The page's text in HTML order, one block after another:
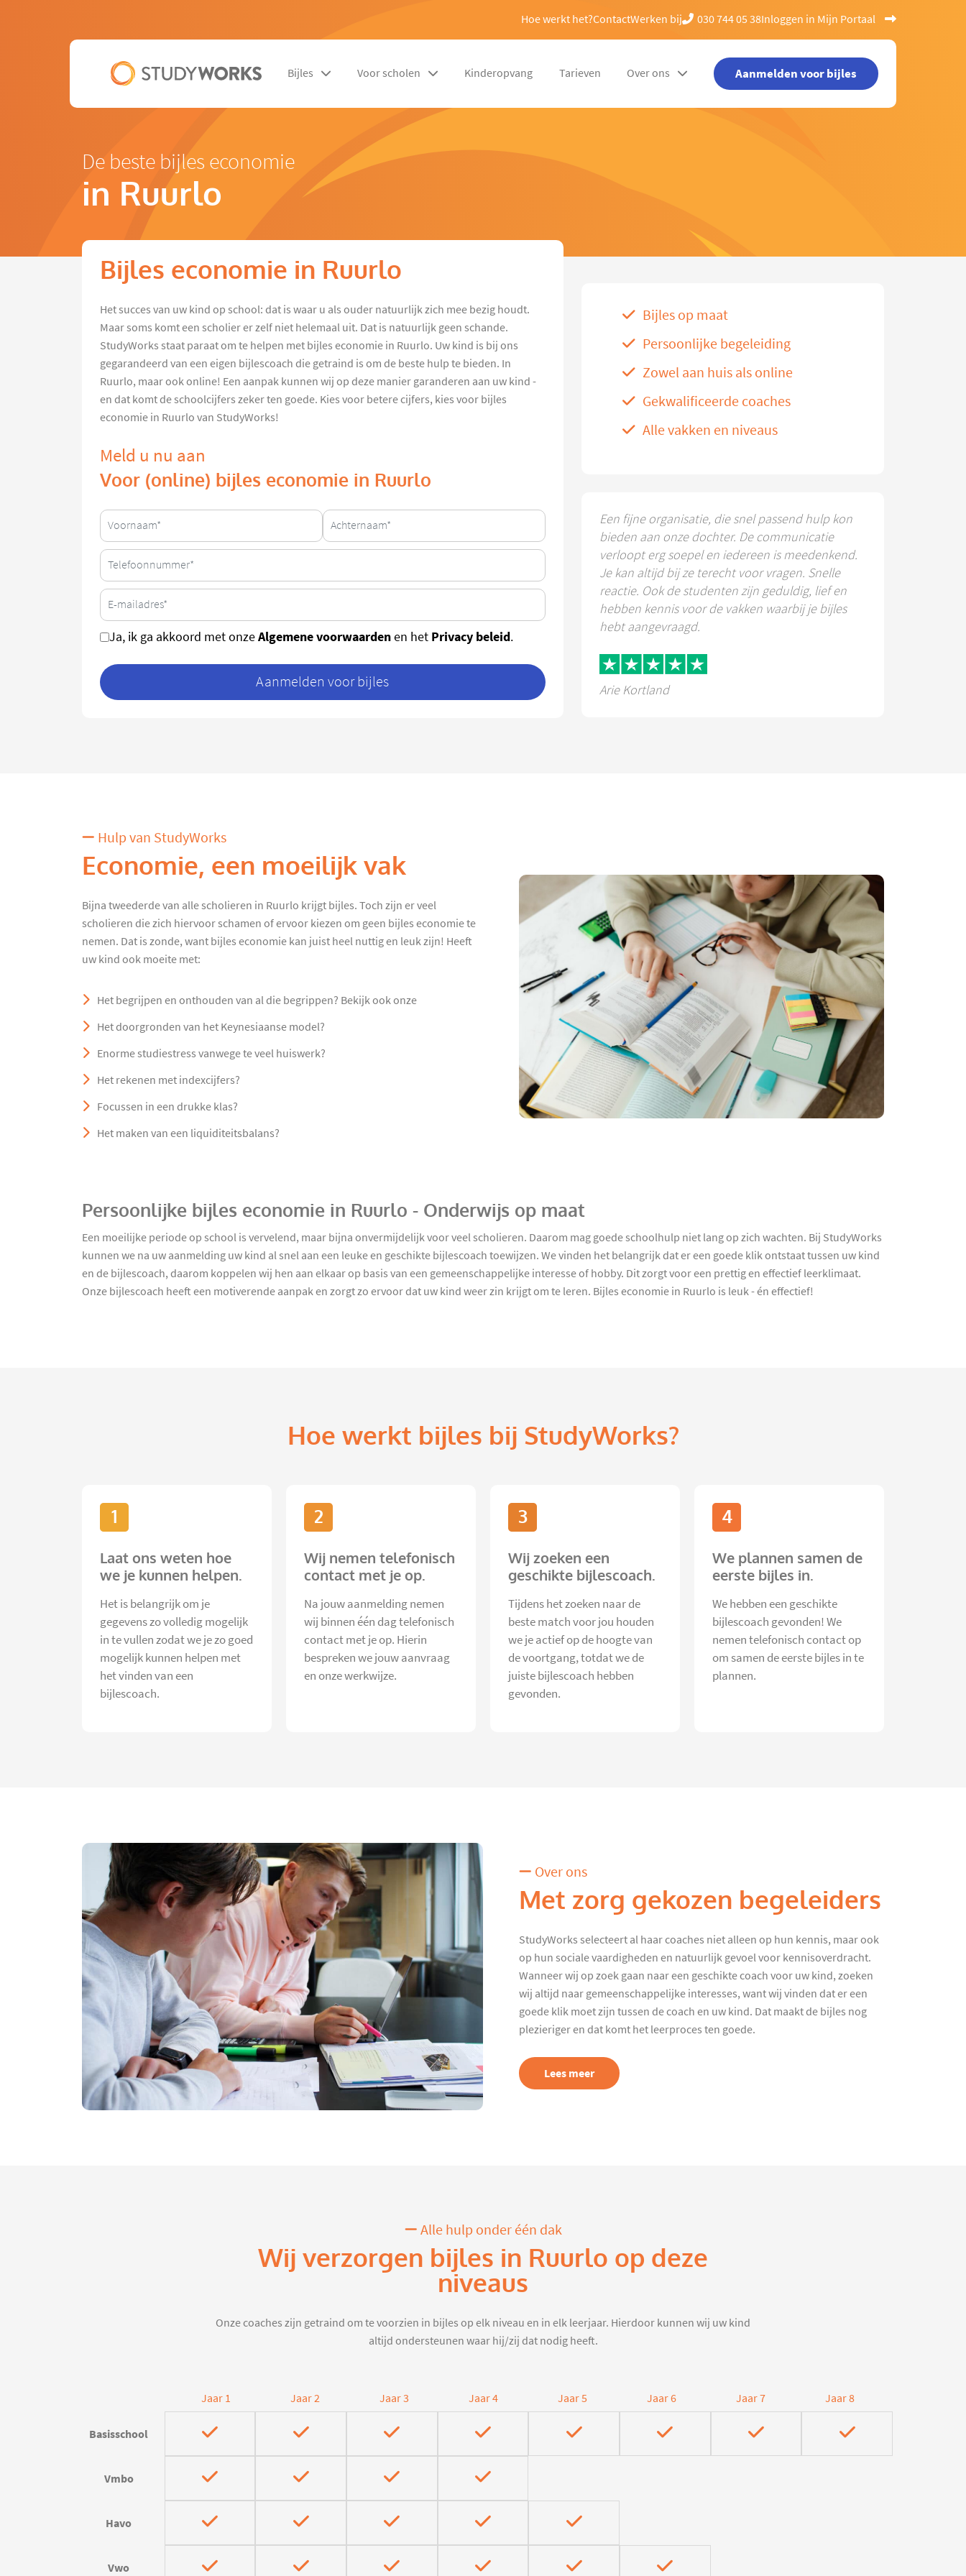
Hoe werkt het?ContactWerken bij 030 744 05 38Inloggen in Mijn Portaal
Bijles Voor scholen Kinderopvang Tarieven Over ons Aanmelden voor bijles
De beste bijles economie
in Ruurlo
Bijles economie in Ruurlo
Het succes van uw kind op school: dat is waar u als ouder natuurlijk zich mee bezig houdt.
Maar soms komt een scholier er zelf niet helemaal uit. Dat is natuurlijk geen schande.
StudyWorks staat paraat om te helpen met bijles economie in Ruurlo. Uw kind is bij ons
gegarandeerd van een eigen bijlescoach die getraind is om de beste hulp te bieden. In
Ruurlo, maar ook online! Een aanpak kunnen wij op deze manier garanderen aan uw kind -
en dat komt de schoolcijfers zeker ten goede. Kies voor betere cijfers, kies voor bijles
economie in Ruurlo van StudyWorks!
Meld u nu aan
Voor (online) bijles economie in Ruurlo
Ja, ik ga akkoord met onzeAlgemene voorwaardenen het Privacy beleid.
Aanmelden voor bijles
Bijles op maat
Persoonlijke begeleiding
Zowel aan huis als online
Gekwalificeerde coaches
Alle vakken en niveaus
Een fijne organisatie, die snel passend hulp kon
bieden aan onze dochter. De communicatie
verloopt erg soepel en iedereen is meedenkend.
Je kan altijd bij ze terecht voor vragen. Snelle
reactie. Ook de studenten zijn geduldig, lief en
hebben kennis voor de vakken waarbij je bijles
hebt aangevraagd.
Arie Kortland
Hulp van StudyWorks
Economie, een moeilijk vak
Bijna tweederde van alle scholieren in Ruurlo krijgt bijles. Toch zijn er veel
scholieren die zich hiervoor schamen of ervoor kiezen om geen bijles economie te
nemen. Dat is zonde, want bijles economie kan juist heel nuttig en leuk zijn! Heeft
uw kind ook moeite met:
Het begrijpen en onthouden van al die begrippen? Bekijk ook onze
Het doorgronden van het Keynesiaanse model?
Enorme studiestress vanwege te veel huiswerk?
Het rekenen met indexcijfers?
Focussen in een drukke klas?
Het maken van een liquiditeitsbalans?
Persoonlijke bijles economie in Ruurlo - Onderwijs op maat
Een moeilijke periode op school is vervelend, maar bijna onvermijdelijk voor veel scholieren. Daarom mag goede schoolhulp niet lang op zich wachten. Bij StudyWorks
kunnen we na uw aanmelding uw kind al snel aan een leuke en geschikte bijlescoach toewijzen. We vinden het belangrijk dat er een goede klik ontstaat tussen uw kind
en de bijlescoach, daarom koppelen wij hen aan elkaar op basis van een gemeenschappelijke interesse of hobby. Dit zorgt voor een prettig en effectief leerklimaat.
Onze bijlescoach heeft een motiverende aanpak en zorgt zo ervoor dat uw kind weer zin krijgt om te leren. Bijles economie in Ruurlo is leuk - én effectief!
Hoe werkt bijles bij StudyWorks?
1
Laat ons weten hoe
we je kunnen helpen.
Het is belangrijk om je
gegevens zo volledig mogelijk
in te vullen zodat we je zo goed
mogelijk kunnen helpen met
het vinden van een
bijlescoach.
2
Wij nemen telefonisch
contact met je op.
Na jouw aanmelding nemen
wij binnen één dag telefonisch
contact met je op. Hierin
bespreken we jouw aanvraag
en onze werkwijze.
3
Wij zoeken een
geschikte bijlescoach.
Tijdens het zoeken naar de
beste match voor jou houden
we je actief op de hoogte van
de voortgang, totdat we de
juiste bijlescoach hebben
gevonden.
4
We plannen samen de
eerste bijles in.
We hebben een geschikte
bijlescoach gevonden! We
nemen telefonisch contact op
om samen de eerste bijles in te
plannen.
Over ons
Met zorg gekozen begeleiders
StudyWorks selecteert al haar coaches niet alleen op hun kennis, maar ook
op hun sociale vaardigheden en natuurlijk gevoel voor kennisoverdracht.
Wanneer wij op zoek gaan naar een geschikte coach voor uw kind, zoeken
wij altijd naar gemeenschappelijke interesses, want wij vinden dat er een
goede klik moet zijn tussen de coach en uw kind. Dat maakt de bijles nog
plezieriger en dat komt het leerproces ten goede.
Lees meer
Alle hulp onder één dak
Wij verzorgen bijles in Ruurlo op deze
niveaus
Onze coaches zijn getraind om te voorzien in bijles op elk niveau en in elk leerjaar. Hierdoor kunnen wij uw kind
altijd ondersteunen waar hij/zij dat nodig heeft.
Jaar 1 Jaar 2 Jaar 3 Jaar 4 Jaar 5 Jaar 6 Jaar 7 Jaar 8
Basisschool
Vmbo
Havo
Vwo